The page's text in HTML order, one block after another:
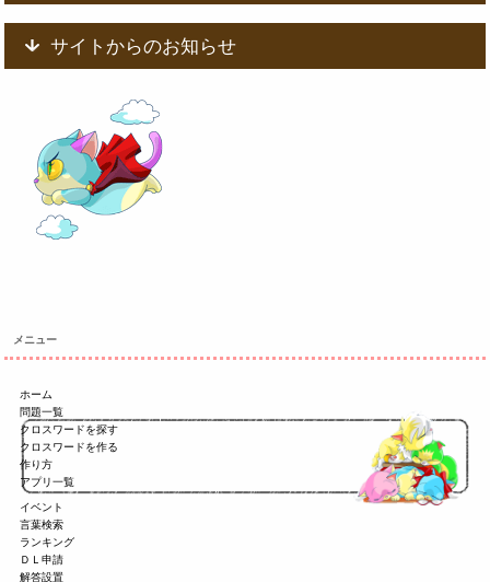
サイトからのお知らせ
メニュー
ホーム
問題一覧
クロスワードを探す
クロスワードを作る
作り方
アプリ一覧
イベント
言葉検索
ランキング
ＤＬ申請
解答設置